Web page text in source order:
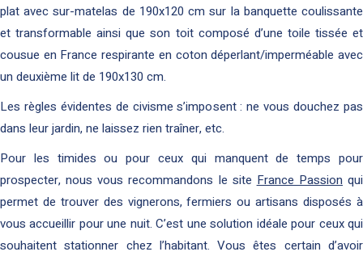
plat avec sur-matelas de 190x120 cm sur la banquette coulissante
et transformable ainsi que son toit composé d’une toile tissée et
cousue en France respirante en coton déperlant/imperméable avec
un deuxième lit de 190x130 cm.
Les règles évidentes de civisme s’imposent : ne vous douchez pas
dans leur jardin, ne laissez rien traîner, etc.
Pour les timides ou pour ceux qui manquent de temps pour
prospecter, nous vous recommandons le site France Passion qui
permet de trouver des vignerons, fermiers ou artisans disposés à
vous accueillir pour une nuit. C’est une solution idéale pour ceux qui
souhaitent stationner chez l’habitant. Vous êtes certain d’avoir